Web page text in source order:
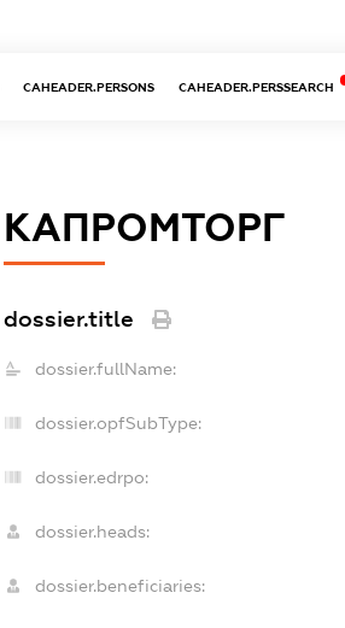
CAHEADER.PERSONS CAHEADER.PERSSEARCH
КАПРОМТОРГ
dossier.title
dossier.fullName:
dossier.opfSubType:
dossier.edrpo:
dossier.heads:
dossier.beneficiaries: